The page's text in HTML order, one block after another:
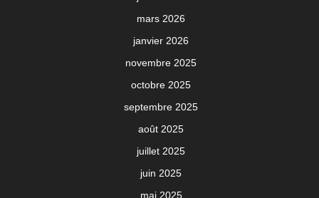
mars 2026
janvier 2026
novembre 2025
octobre 2025
septembre 2025
août 2025
juillet 2025
juin 2025
mai 2025